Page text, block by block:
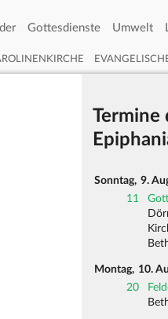
Gottesdienste Umwelt
Termine
Sonntag, 9.
11
Montag, 10.
20